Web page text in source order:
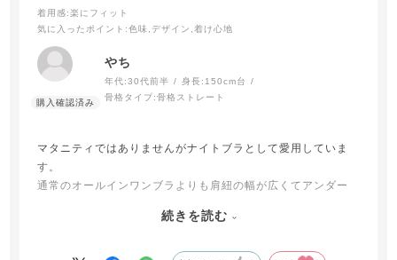
着用感:楽にフィット
気に入ったポイント :色味,デザイン,着け心地
やち
年代:30代前半 身長: 150cm台
骨格タイプ:骨格ストレート
マタニティではありませんがナイトブラとして愛用していま
す。
通常のオールインワンブラよりも肩紐の幅が広くてアンダー
ぽりおさまるので不思議です⭐︎続きを読む